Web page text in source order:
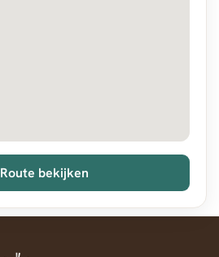
Route bekijken